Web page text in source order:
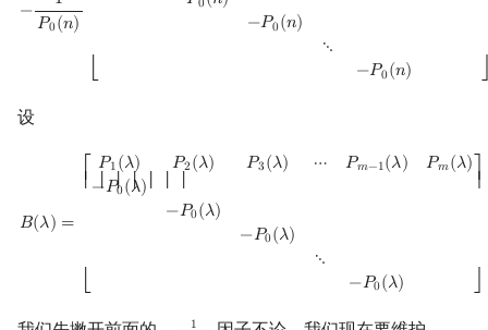
−𝑃0(𝑛)
⎣
0
−𝑃0(𝑛)
⋱
−𝑃0(𝑛)
设
𝐵(𝜆) =
⎡⎢ ⎢ ⎢ ⎢ ⎢ ⎢ ⎢
⎣
𝑃1(𝜆) 𝑃2(𝜆) 𝑃3(𝜆) ⋯ 𝑃𝑚−1(𝜆) 𝑃𝑚(𝜆)
−𝑃0(𝜆)
−𝑃0(𝜆)
−𝑃0(𝜆)
⋱
−𝑃0(𝜆)
⎤
⎦
)P2 (λ)P )⋯Pm λ)Pm(λ P0( −P0(λ)−P (λ)⋱−P